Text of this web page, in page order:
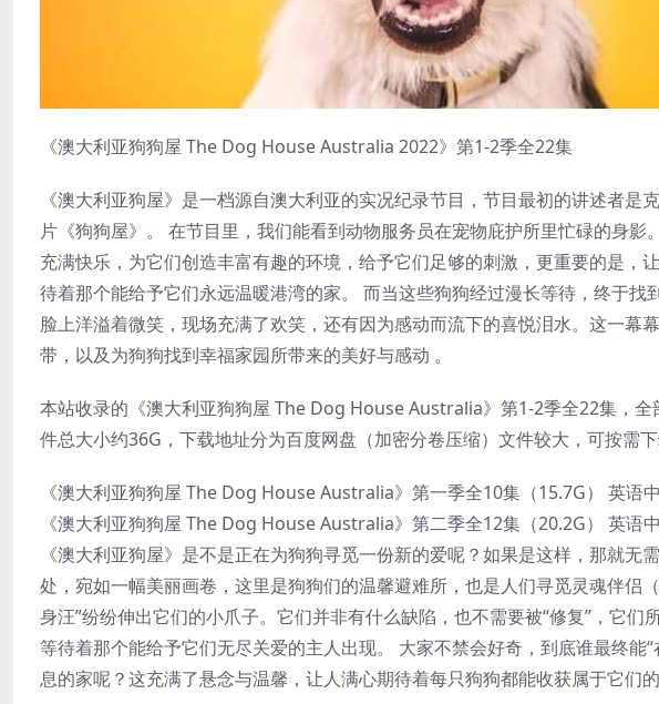
《澳大利亚狗狗屋 The Dog House Australia 2022》第1-2季全22集
《澳大利亚狗屋》是一档源自澳大利亚的实况纪录节目，节目最初的讲述者
片《狗狗屋》。 在节目里，我们能看到动物服务员在宠物庇护所里忙碌的身
充满快乐，为它们创造丰富有趣的环境，给予它们足够的刺激，更重要的是，
待着那个能给予它们永远温暖港湾的家。 而当这些狗狗经过漫长等待，终于
脸上洋溢着微笑，现场充满了欢笑，还有因为感动而流下的喜悦泪水。这一幕
带，以及为狗狗找到幸福家园所带来的美好与感动 。
本站收录的《澳大利亚狗狗屋 The Dog House Australia》第1-2季全22集，
件总大小约36G，下载地址分为百度网盘（加密分卷压缩）文件较大，可按需
《澳大利亚狗狗屋 The Dog House Australia》第一季全10集（15.7G） 英语
《澳大利亚狗狗屋 The Dog House Australia》第二季全12集（20.2G） 英语
《澳大利亚狗屋》是不是正在为狗狗寻觅一份新的爱呢？如果是这样，那就无
处，宛如一幅美丽画卷，这里是狗狗们的温馨避难所，也是人们寻觅灵魂伴侣
身汪”纷纷伸出它们的小爪子。它们并非有什么缺陷，也不需要被“修复”，它们
等待着那个能给予它们无尽关爱的主人出现。 大家不禁会好奇，到底谁最终能
息的家呢？这充满了悬念与温馨，让人满心期待着每只狗狗都能收获属于它们的